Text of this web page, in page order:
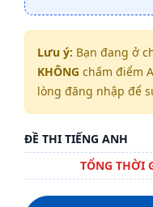
Lưu ý: Bạn đang ở
KHÔNG chấm điểm
lòng đăng nhập để
ĐỀ THI TIẾNG ANH
TỔNG THỜI